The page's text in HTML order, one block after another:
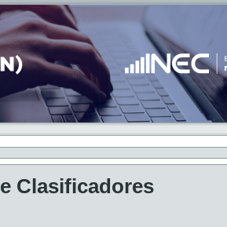
Clasificadores